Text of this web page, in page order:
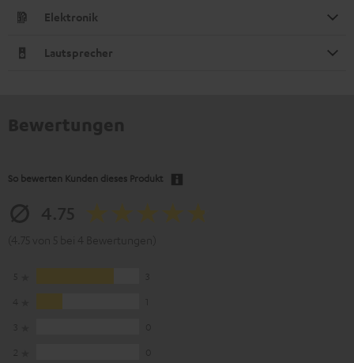
Elektronik
Lautsprecher
So bewerten Kunden dieses Produkt